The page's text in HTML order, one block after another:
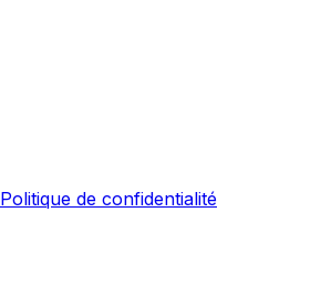
Politique de confidentialité